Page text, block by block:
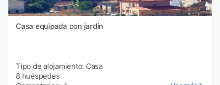
Casa equipada con jardín
Tipo de alojamiento: Casa
8 huéspedes